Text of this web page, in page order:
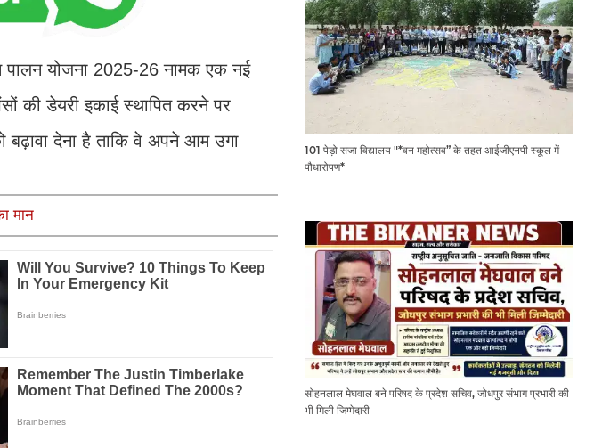
पालन योजना 2025-26 नामक एक नई
की डेयरी इकाई स्थापित करने पर
बढ़ावा देना है ताकि वे अपने आम उगा
मान
101 पेड़ो सजा विद्यालय "*वन महोत्सव” के तहत आईजीएनपी स्कूल में
पौधारोपण*
सोहनलाल मेघवाल बने परिषद के प्रदेश सचिव, जोधपुर संभाग प्रभारी की
भी मिली जिम्मेदारी